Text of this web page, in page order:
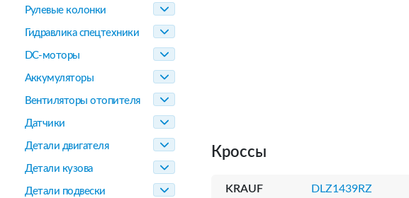
Рулевые колонки
Гидравлика спецтехники
DC-моторы
Аккумуляторы
Вентиляторы отопителя
Датчики
Детали двигателя
Детали кузова
Детали подвески
Кроссы
KRAUF DLZ1439RZ